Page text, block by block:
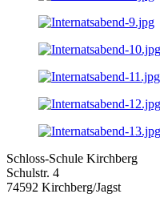
Schloss-Schule Kirchberg
Schulstr. 4
74592 Kirchberg/Jagst